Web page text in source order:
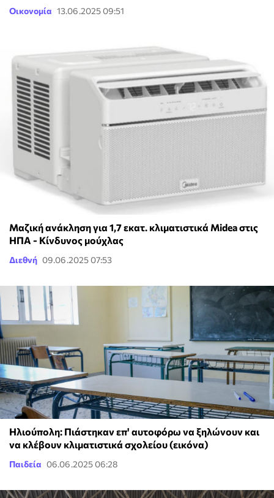
Οικονομία 13.06.2025 09:51
Μαζική ανάκληση για 1,7 εκατ. κλιματιστικά Midea στις
ΗΠΑ - Κίνδυνος μούχλας
Διεθνή 09.06.2025 07:53
Ηλιούπολη: Πιάστηκαν επ' αυτοφόρω να ξηλώνουν και
να κλέβουν κλιματιστικά σχολείου (εικόνα)
Παιδεία 06.06.2025 06:28